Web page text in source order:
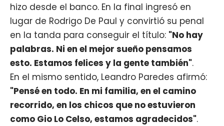
hizo desde el banco. En la final ingresó en
lugar de Rodrigo De Paul y convirtió su penal
en la tanda para conseguir el título: "No hay
palabras. Ni en el mejor sueño pensamos
esto. Estamos felices y la gente también".
En el mismo sentido, Leandro Paredes afirmó:
"Pensé en todo. En mi familia, en el camino
recorrido, en los chicos que no estuvieron
como Gio Lo Celso, estamos agradecidos".